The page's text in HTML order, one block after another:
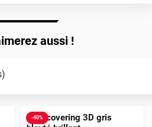
aussi !
-40%
Film covering 3D gris